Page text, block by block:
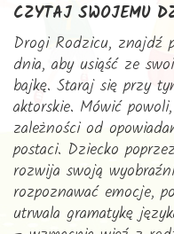
CZYTAJ SWOJEMU
Drogi Rodzicu, znajdź
dnia, aby usiąść ze
bajkę. Staraj się przy
aktorskie. Mówić
zależności od
postaci. Dziecko
rozwija swoją
rozpoznawać emocje,
utrwala gramatykę